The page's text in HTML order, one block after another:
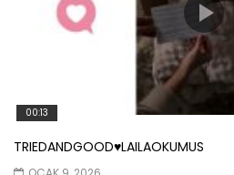
00:13
TRIEDANDGOOD♥️LAILAOKUMUS